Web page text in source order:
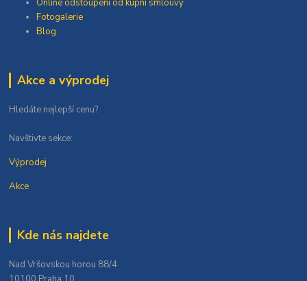
Online odstoupení od kupní smlouvy
Fotogalerie
Blog
Akce a výprodej
Hledáte nejlepší cenu?
Navštivte sekce:
Výprodej
Akce
Kde nás najdete
Nad Vršovskou horou 88/4